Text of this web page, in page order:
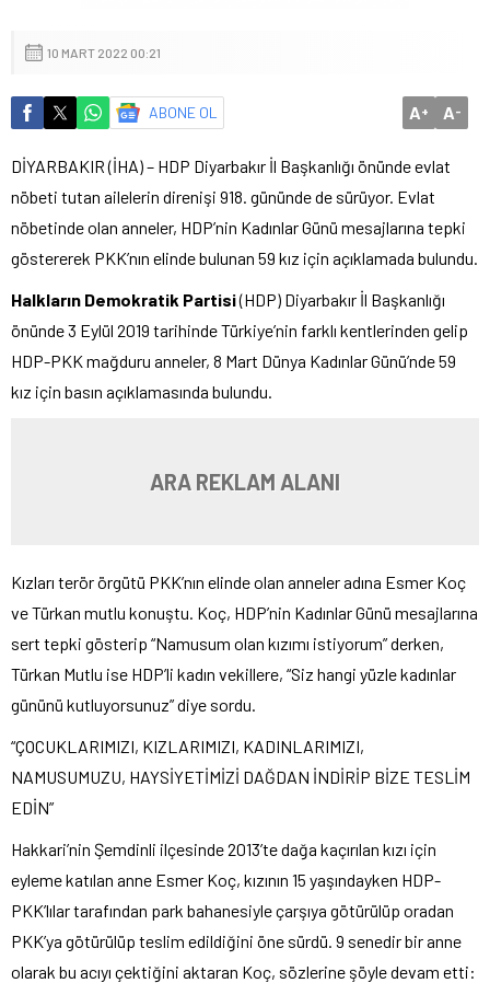
10 MART 2022 00:21
ABONE OL A+ A-
DİYARBAKIR (İHA) – HDP Diyarbakır İl Başkanlığı önünde evlat
nöbeti tutan ailelerin direnişi 918. gününde de sürüyor. Evlat
nöbetinde olan anneler, HDP’nin Kadınlar Günü mesajlarına tepki
göstererek PKK’nın elinde bulunan 59 kız için açıklamada bulundu.
Halkların Demokratik Partisi(HDP) Diyarbakır İl Başkanlığı
önünde 3 Eylül 2019 tarihinde Türkiye’nin farklı kentlerinden gelip
HDP-PKK mağduru anneler, 8 Mart Dünya Kadınlar Günü’nde 59
kız için basın açıklamasında bulundu.
ARA REKLAM ALANI
Kızları terör örgütü PKK’nın elinde olan anneler adına Esmer Koç
ve Türkan mutlu konuştu. Koç, HDP’nin Kadınlar Günü mesajlarına
sert tepki gösterip “Namusum olan kızımı istiyorum” derken,
Türkan Mutlu ise HDP’li kadın vekillere, “Siz hangi yüzle kadınlar
gününü kutluyorsunuz” diye sordu.
“ÇOCUKLARIMIZI, KIZLARIMIZI, KADINLARIMIZI,
NAMUSUMUZU, HAYSİYETİMİZİ DAĞDAN İNDİRİP BİZE TESLİM
EDİN”
Hakkari’nin Şemdinli ilçesinde 2013’te dağa kaçırılan kızı için
eyleme katılan anne Esmer Koç, kızının 15 yaşındayken HDP-
PKK’lılar tarafından park bahanesiyle çarşıya götürülüp oradan
PKK’ya götürülüp teslim edildiğini öne sürdü. 9 senedir bir anne
olarak bu acıyı çektiğini aktaran Koç, sözlerine şöyle devam etti: